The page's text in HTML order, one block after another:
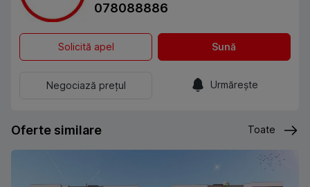
078088886
Solicită apel Sună
Negociază prețul Urmărește
Oferte similare Toate